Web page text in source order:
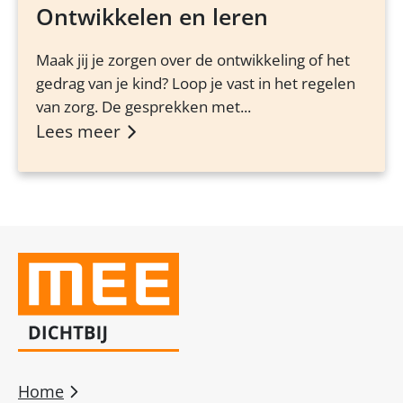
Ontwikkelen en leren
Maak jij je zorgen over de ontwikkeling of het
gedrag van je kind? Loop je vast in het regelen
van zorg. De gesprekken met...
Lees meer
Home